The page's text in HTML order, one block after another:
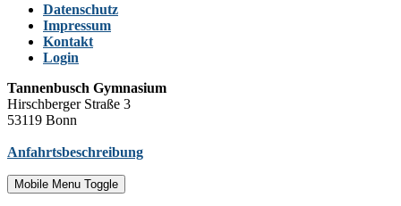
Datenschutz
Impressum
Kontakt
Login
Tannenbusch Gymnasium
Hirschberger Straße 3
53119 Bonn
Anfahrtsbeschreibung
Mobile Menu Toggle